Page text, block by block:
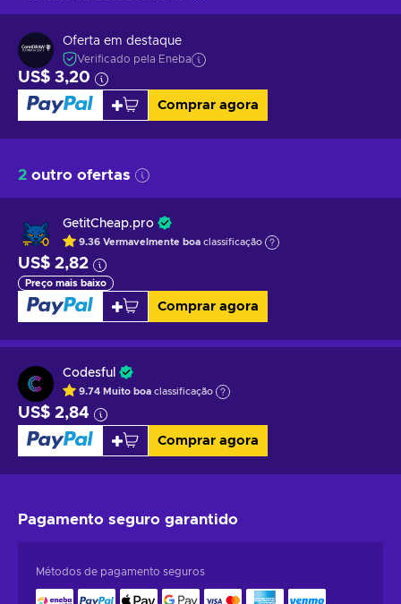
Oferta em destaque
Verificado pela Eneba
US$ 3,20
Comprar agora
2 outro ofertas
GetitCheap.pro
9.36 Vermavelmente boa classificação
US$ 2,82
Preço mais baixo
Comprar agora
Codesful
9.74 Muito boa classificação
US$ 2,84
Comprar agora
Pagamento seguro garantido
Métodos de pagamento seguros